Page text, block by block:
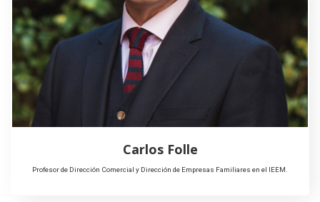
Carlos Folle
Profesor de Dirección Comercial y Dirección de Empresas Familiares en el IEEM.